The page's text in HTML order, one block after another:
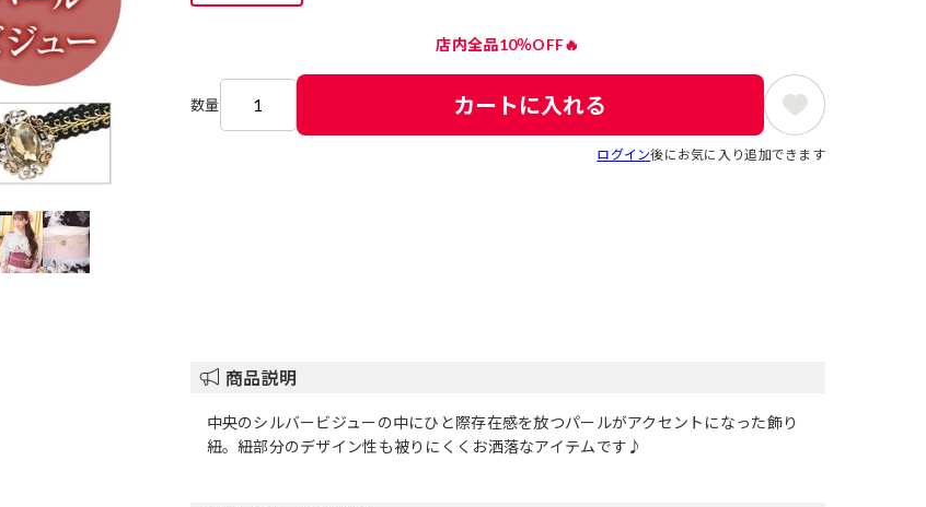
店内全品10％OFF🔥
数量 カートに入れる
ログイン後にお気に入り追加できます
商品説明
中央のシルバービジューの中にひと際存在感を放つパールがアクセントになった飾り
紐。紐部分のデザイン性も被りにくくお洒落なアイテムです♪